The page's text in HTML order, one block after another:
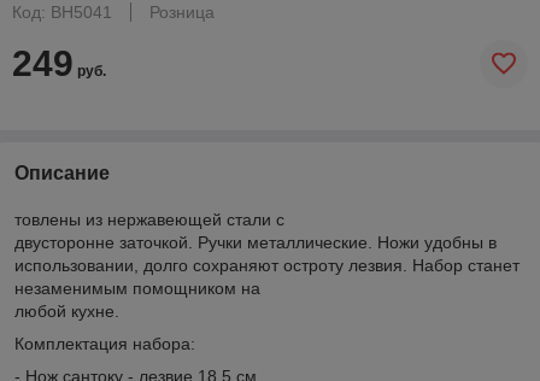
Код: BH5041
Розница
249 руб.
Описание
товлены из нержавеющей стали с
двусторонне заточкой. Ручки металлические. Ножи удобны в
использовании, долго сохраняют остроту лезвия. Набор станет
незаменимым помощником на
любой кухне.
Комплектация набора:
- Нож сантоку - лезвие 18,5 см